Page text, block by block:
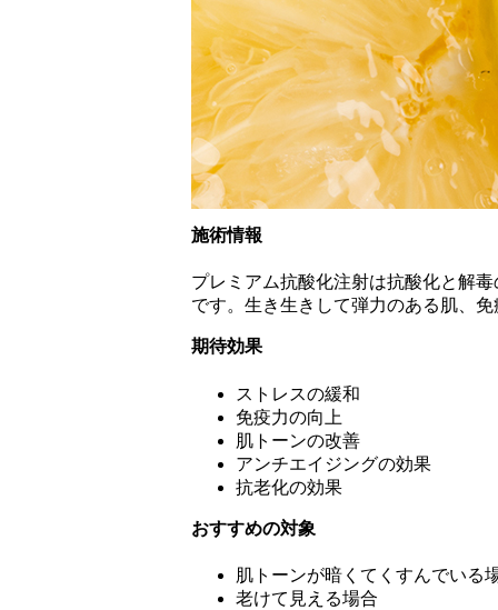
施術情報
プレミアム抗酸化注射は抗酸化と解
です。生き生きして弾力のある肌、
期待効果
ストレスの緩和
免疫力の向上
肌トーンの改善
アンチエイジングの効果
抗老化の効果
おすすめの対象
肌トーンが暗くてくすんでいる
老けて見える場合